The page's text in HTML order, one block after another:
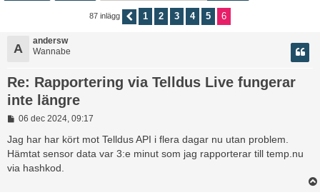
87 inlägg Föregående
1 2 3 4 5 6
A
andersw
Wannabe
Re: Rapportering via Telldus Live fungerar
inte längre
l
ä
g
g
06 dec 2024, 09:17
Jag har har kört mot Telldus API i flera dagar nu utan problem.
Hämtat sensor data var 3:e minut som jag rapporterar till temp.nu
via hashkod.